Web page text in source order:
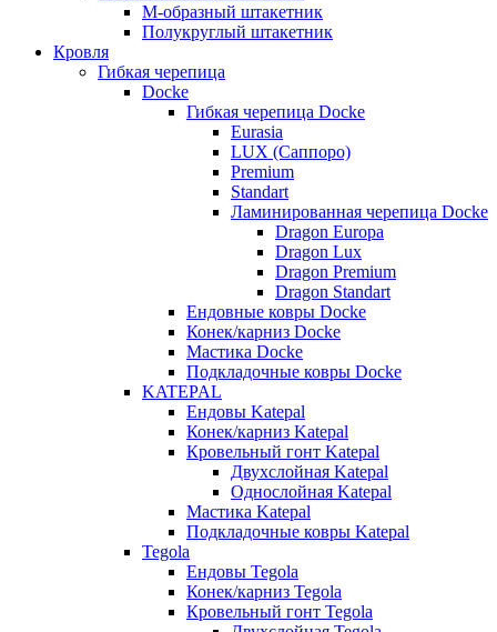
М-образный штакетник
Полукруглый штакетник
Кровля
Гибкая черепица
Docke
Гибкая черепица Docke
Eurasia
LUX (Саппоро)
Premium
Standart
Ламинированная черепица Docke
Dragon Europa
Dragon Lux
Dragon Premium
Dragon Standart
Ендовные ковры Docke
Конек/карниз Docke
Мастика Docke
Подкладочные ковры Docke
KATEPAL
Ендовы Katepal
Конек/карниз Katepal
Кровельный гонт Katepal
Двухслойная Katepal
Однослойная Katepal
Мастика Katepal
Подкладочные ковры Katepal
Tegola
Ендовы Tegola
Конек/карниз Tegola
Кровельный гонт Tegola